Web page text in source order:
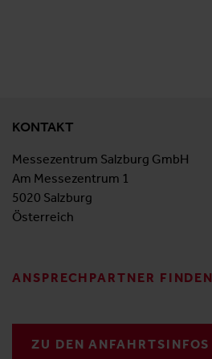
KONTAKT
Messezentrum Salzburg GmbH
Am Messezentrum 1
5020 Salzburg
Österreich
ANSPRECHPARTNER FINDEN
ZU DEN ANFAHRTSINFOS